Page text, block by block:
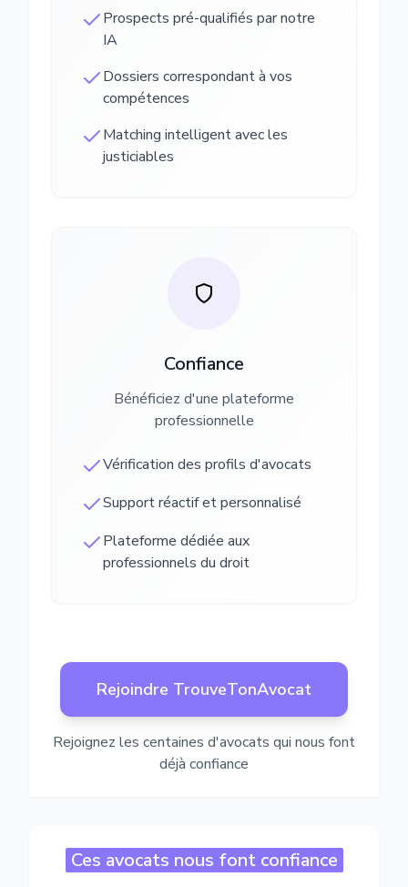
Prospects pré-qualifiés par notre
IA
Dossiers correspondant à vos
compétences
Matching intelligent avec les
justiciables
Confiance
Bénéficiez d'une plateforme
professionnelle
Vérification des profils d'avocats
Support réactif et personnalisé
Plateforme dédiée aux
professionnels du droit
Rejoindre TrouveTonAvocat
Rejoignez les centaines d'avocats qui nous font
déjà confiance
Ces avocats nous font confiance